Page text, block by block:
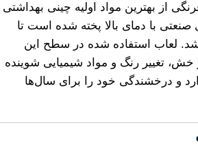
از بهترین مواد اولیه چینی بهداشتی
با دمای بالا پخته شده است تا
لعاب استفاده شده در سطح این
تغییر رنگ و مواد شیمیایی شوینده
و درخشندگی خود را برای سال‌ها